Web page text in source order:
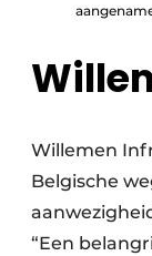
Willemen
Belgische
“Een